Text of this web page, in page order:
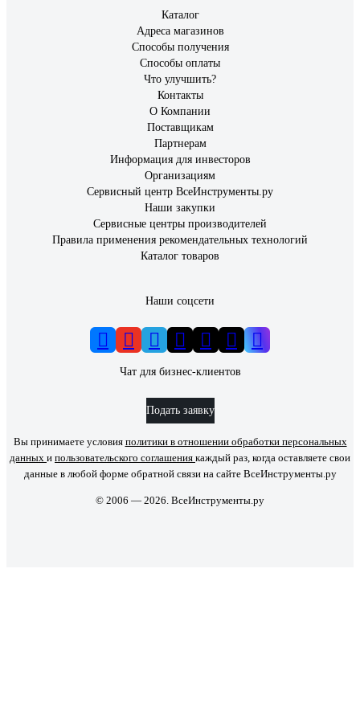
Отзыв о фонаре ЭРА VA-901 5Вт COB, подсветка
колеса, алюминий, литий, зарядка от USB, бл Б0033767
Отличный вело фонарь ????
Каталог
Адреса магазинов
Способы получения
Способы оплаты
Что улучшить?
Контакты
О Компании
Поставщикам
Партнерам
Информация для инвесторов
Организациям
Сервисный центр ВсеИнструменты.ру
Наши закупки
Сервисные центры производителей
Правила применения рекомендательных технологий
Каталог товаров
Наши соцсети
Чат для бизнес-клиентов
Подать заявку
Вы принимаете условия политики в отношении обработки персональных
данных и пользовательского соглашения каждый раз, когда оставляете свои
данные в любой форме обратной связи на сайте ВсеИнструменты.ру
© 2006 — 2026. ВсеИнструменты.ру